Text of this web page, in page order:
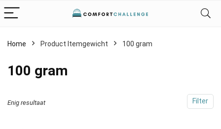
Home Product Itemgewicht ‎100 gram
‎100 gram
Filter
Enig resultaat